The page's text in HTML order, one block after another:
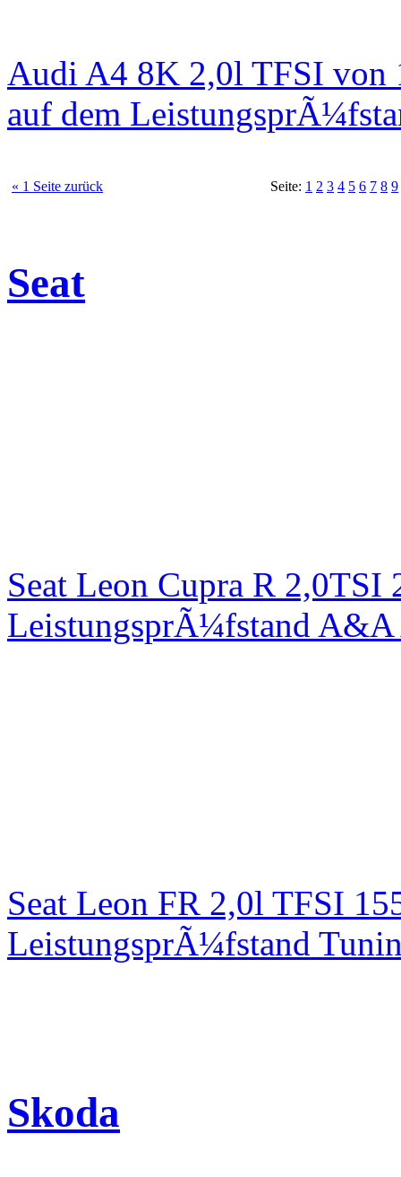
Audi A4 8K 2,0l TFSI von
auf dem
« 1 Seite zurück Seite: 1 2 3 4 5 6 7 8 9
Seat
Seat Leon Cupra R
LeistungsprÃ¼fstand
Seat Leon FR 2,0l TFSI
LeistungsprÃ¼fstand
Skoda